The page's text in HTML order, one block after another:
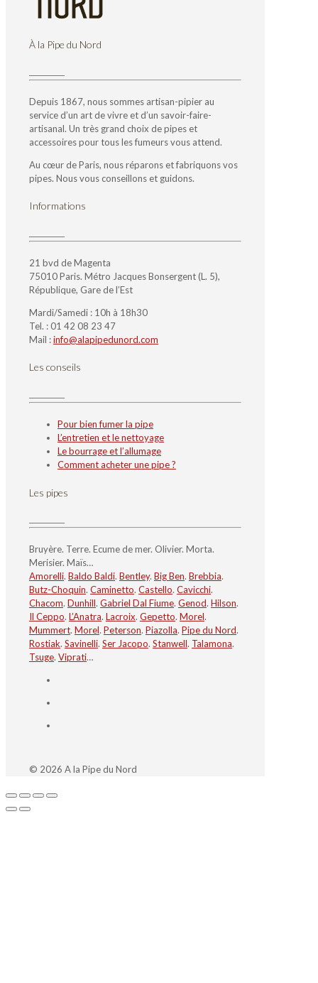
À la Pipe du Nord
Depuis 1867, nous sommes artisan-pipier au
service d’un art de vivre et d’un savoir-faire-
artisanal. Un très grand choix de pipes et
accessoires pour tous les fumeurs vous attend.
Au cœur de Paris, nous réparons et fabriquons vos
pipes. Nous vous conseillons et guidons.
Informations
21 bvd de Magenta
75010 Paris. Métro Jacques Bonsergent (L. 5),
République, Gare de l’Est
Mardi/Samedi : 10h à 18h30
Tel. : 01 42 08 23 47
Mail :info@alapipedunord.com
Les conseils
Pour bien fumer la pipe
L’entretien et le nettoyage
Le bourrage et l’allumage
Comment acheter une pipe ?
Les pipes
Bruyère. Terre. Ecume de mer. Olivier. Morta.
Merisier. Maïs…
Amorelli. Baldo Baldi. Bentley. Big Ben. Brebbia.
Butz-Choquin. Caminetto. Castello. Cavicchi.
Chacom. Dunhill. Gabriel Dal Fiume. Genod. Hilson.
Il Ceppo. L’Anatra. Lacroix. Gepetto. Morel.
Mummert. Morel. Peterson. Piazolla. Pipe du Nord.
Rostiak. Savinelli. Ser Jacopo. Stanwell. Talamona.
Tsuge. Viprati…
© 2026 A la Pipe du Nord